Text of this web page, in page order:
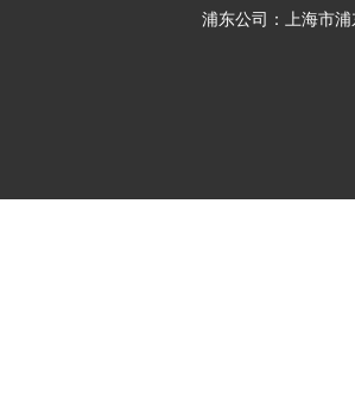
浦东公司：上海市